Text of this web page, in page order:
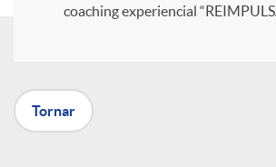
r
coaching experiencial
Tornar